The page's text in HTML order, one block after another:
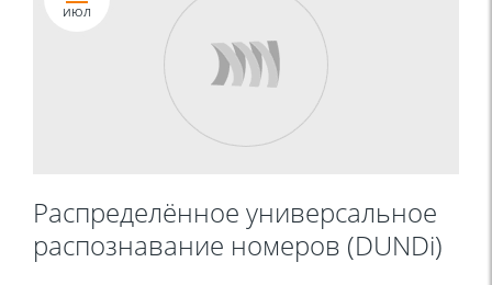
ИЮЛ
Распределённое универсальное
распознавание номеров (DUNDi)